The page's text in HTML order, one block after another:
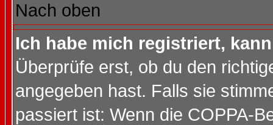
Nach oben
Ich habe mich registriert,
Überprüfe erst, ob du den
angegeben hast. Falls sie
passiert ist: Wenn die COPPA-